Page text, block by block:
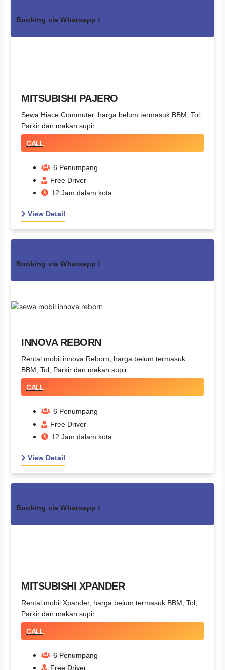
Booking via Whatsapp !
MITSUBISHI PAJERO
Sewa Hiace Commuter, harga belum termasuk BBM, Tol,
Parkir dan makan supir.
CALL
6 Penumpang
Free Driver
12 Jam dalam kota
View Detail
Booking via Whatsapp !
INNOVA REBORN
Rental mobil innova Reborn, harga belum termasuk
BBM, Tol, Parkir dan makan supir.
CALL
6 Penumpang
Free Driver
12 Jam dalam kota
View Detail
Booking via Whatsapp !
MITSUBISHI XPANDER
Rental mobil Xpander, harga belum termasuk BBM, Tol,
Parkir dan makan supir.
CALL
6 Penumpang
Free Driver